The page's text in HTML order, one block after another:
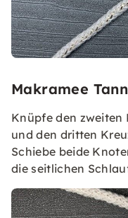
Makramee
Knüpfe den zweiten
und den dritten
Schiebe beide
die seitlichen